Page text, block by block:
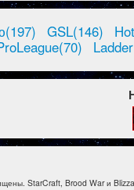
GSL(146)
StarCraft, Brood War и